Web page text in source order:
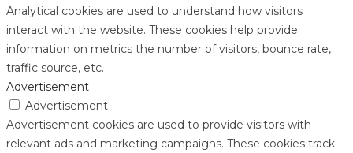
Analytical cookies are used to understand how visitors
interact with the website. These cookies help provide
information on metrics the number of visitors, bounce rate,
traffic source, etc.
Advertisement
Advertisement
Advertisement cookies are used to provide visitors with
relevant ads and marketing campaigns. These cookies track